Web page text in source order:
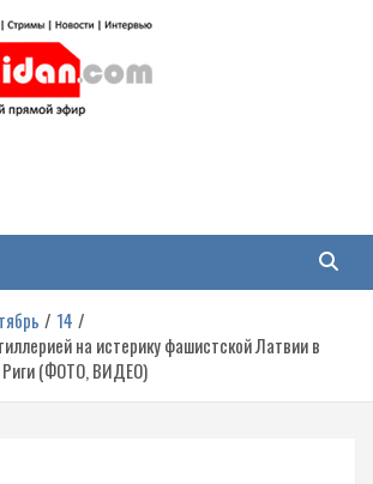
Гражданская война
Украине, включая события в Новороссии, ДНР,
14
на истерику фашистской Латвии в
(ФОТО, ВИДЕО)